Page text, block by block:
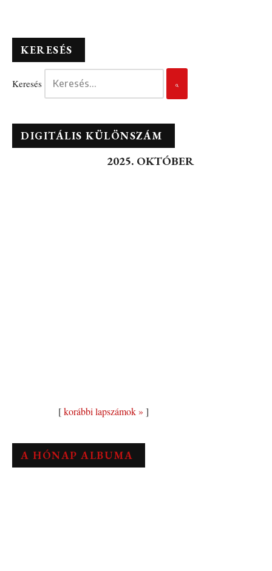
KERESÉS
Keresés
DIGITÁLIS KÜLÖNSZÁM
2025. OKTÓBER
[korábbi lapszámok » ]
A HÓNAP ALBUMA